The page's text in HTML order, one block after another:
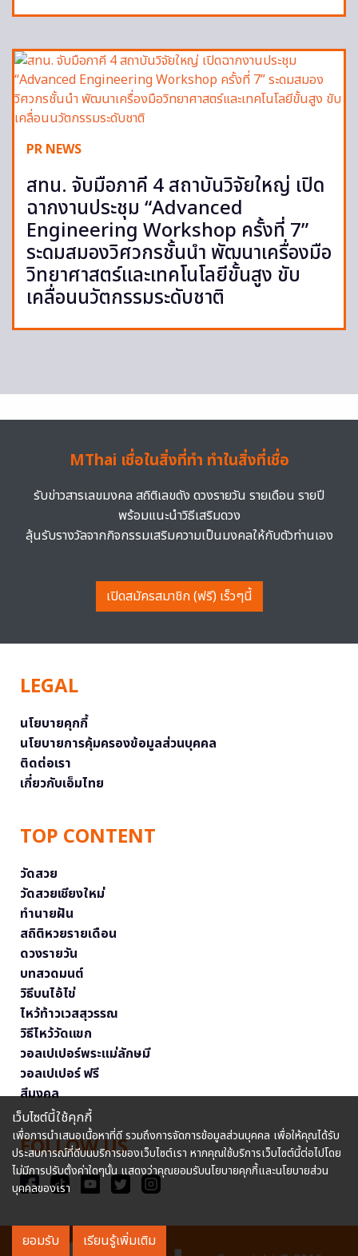
PR NEWS
สทน. จับมือภาคี 4 สถาบันวิจัยใหญ่ เปิด
ฉากงานประชุม “Advanced
Engineering Workshop ครั้งที่ 7”
ระดมสมองวิศวกรชั้นนำ พัฒนาเครื่องมือ
วิทยาศาสตร์และเทคโนโลยีขั้นสูง ขับ
เคลื่อนนวัตกรรมระดับชาติ
MThai เชื่อในสิ่งที่ทำ ทำในสิ่งที่เชื่อ
รับข่าวสารเลขมงคล สถิติเลขดัง ดวงรายวัน รายเดือน รายปี
พร้อมแนะนำวิธีเสริมดวง
ลุ้นรับรางวัลจากกิจกรรมเสริมความเป็นมงคลให้กับตัวท่านเอง
เปิดสมัครสมาชิก (ฟรี) เร็วๆนี้
LEGAL
นโยบายคุกกี้
นโยบายการคุ้มครองข้อมูลส่วนบุคคล
ติดต่อเรา
เกี่ยวกับเอ็มไทย
TOP CONTENT
วัดสวย
วัดสวยเชียงใหม่
ทำนายฝัน
สถิติหวยรายเดือน
ดวงรายวัน
บทสวดมนต์
วิธีบนไอ้ไข่
ไหว้ท้าวเวสสุวรรณ
วิธีไหว้วัดแขก
วอลเปเปอร์พระแม่ลักษมี
วอลเปเปอร์ ฟรี
สีมงคล
FOLLOW US
เว็บไซต์นี้ใช้คุกกี้
เพื่อการนำเสนอเนื้อหาที่ดี รวมถึงการจัดการข้อมูลส่วนบุคคล เพื่อให้คุณได้รับ
ประสบการณ์ที่ดีบนบริการของเว็บไซต์เรา หากคุณใช้บริการเว็บไซต์นี้ต่อไปโดย
ไม่มีการปรับตั้งค่าใดๆนั้น แสดงว่าคุณยอมรับนโยบายคุกกี้และนโยบายส่วน
บุคคลของเรา
ยอมรับ เรียนรู้เพิ่มเติม